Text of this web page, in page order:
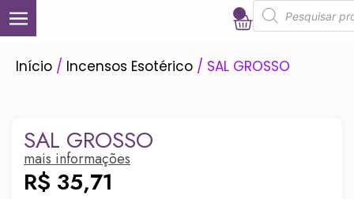
Início / Incensos Esotérico / SAL GROSSO
SAL GROSSO
mais informações
R$ 35,71